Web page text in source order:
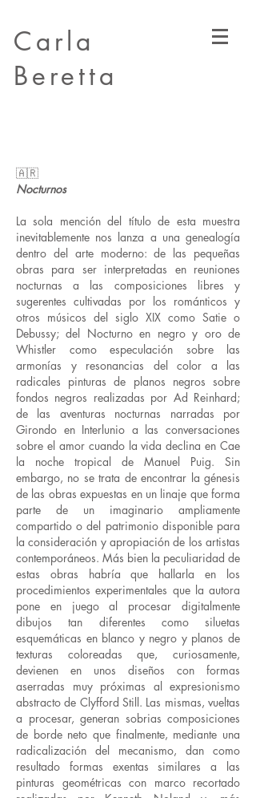
Carla
Beretta
🇦🇷
Nocturnos
La sola mención del título de esta muestra
inevitablemente nos lanza a una genealogía
dentro del arte moderno: de las pequeñas
obras para ser interpretadas en reuniones
nocturnas a las composiciones libres y
sugerentes cultivadas por los románticos y
otros músicos del siglo XIX como Satie o
Debussy; del Nocturno en negro y oro de
Whistler como especulación sobre las
armonías y resonancias del color a las
radicales pinturas de planos negros sobre
fondos negros realizadas por Ad Reinhard;
de las aventuras nocturnas narradas por
Girondo en Interlunio a las conversaciones
sobre el amor cuando la vida declina en Cae
la noche tropical de Manuel Puig. Sin
embargo, no se trata de encontrar la génesis
de las obras expuestas en un linaje que forma
parte de un imaginario ampliamente
compartido o del patrimonio disponible para
la consideración y apropiación de los artistas
contemporáneos. Más bien la peculiaridad de
estas obras habría que hallarla en los
procedimientos experimentales que la autora
pone en juego al procesar digitalmente
dibujos tan diferentes como siluetas
esquemáticas en blanco y negro y planos de
texturas coloreadas que, curiosamente,
devienen en unos diseños con formas
aserradas muy próximas al expresionismo
abstracto de Clyfford Still. Las mismas, vueltas
a procesar, generan sobrias composiciones
de borde neto que finalmente, mediante una
radicalización del mecanismo, dan como
resultado formas exentas similares a las
pinturas geométricas con marco recortado